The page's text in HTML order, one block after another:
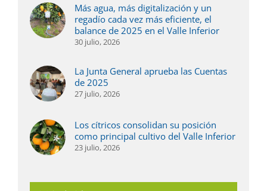
Más agua, más digitalización y un
regadío cada vez más eficiente, el
balance de 2025 en el Valle Inferior
30 julio, 2026
La Junta General aprueba las Cuentas
de 2025
27 julio, 2026
Los cítricos consolidan su posición
como principal cultivo del Valle Inferior
23 julio, 2026